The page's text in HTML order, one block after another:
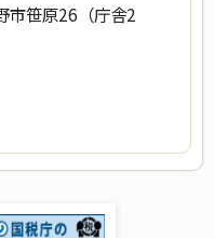
市笹原26（庁舎2